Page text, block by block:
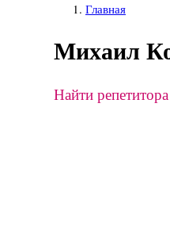
Главная
Михаил
Найти